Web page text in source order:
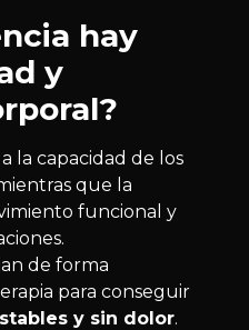
hay
y
la capacidad de los
que la
funcional y
de forma
para conseguir
y sin dolor.